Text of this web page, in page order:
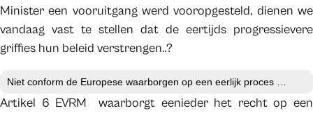
Minister een vooruitgang werd vooropgesteld, dienen we
vandaag vast te stellen dat de eertijds progressievere
griffies hun beleid verstrengen..?
Niet conform de Europese waarborgen op een eerlijk proces …
Artikel 6 EVRM waarborgt eenieder het recht op een